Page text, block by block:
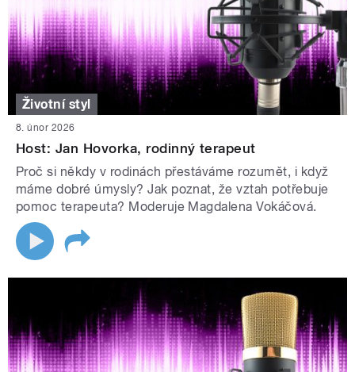
Životní styl
8. únor 2026
Host: Jan Hovorka, rodinný terapeut
Proč si někdy v rodinách přestáváme rozumět, i když
máme dobré úmysly? Jak poznat, že vztah potřebuje
pomoc terapeuta? Moderuje Magdalena Vokáčová.